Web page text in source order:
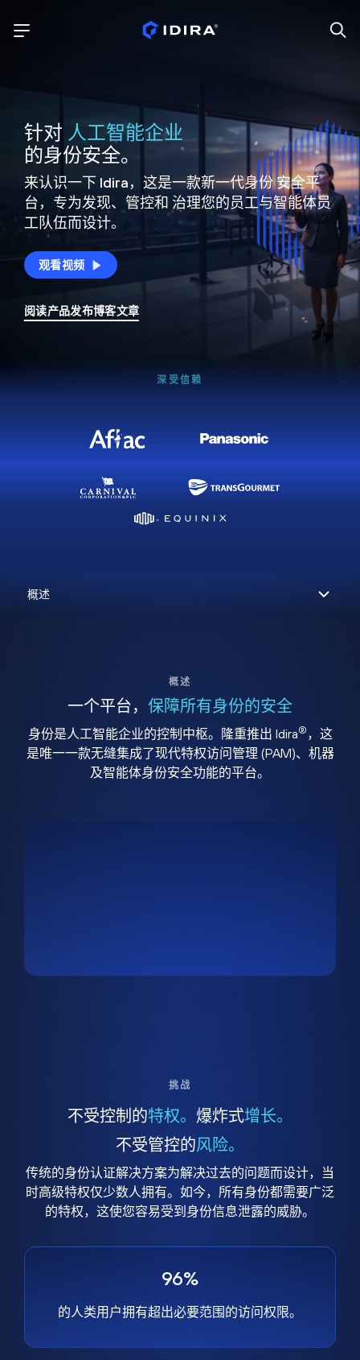
针对 人工智能企业
的身份安全。
来认识一下 Idira，这是一款新一代身份安全平
台，专为发现、管控和 治理您的员工与智能体员
工队伍而设计。
观看视频
阅读产品发布博客文章
深受信赖
概述
一个平台， 保障所有身份的安全
身份是人工智能企业的控制中枢。隆重推出 Idira® ，这
是唯一一款无缝集成了现代特权访问管理 (PAM)、机器
及智能体身份安全功能的平台。
挑战
不受控制的特权。 爆炸式增长。
不受管控的风险。
传统的身份认证解决方案为解决过去的问题而设计，当
时高级特权仅少数人拥有。如今，所有身份都需要广泛
的特权，这使您容易受到身份信息泄露的威胁。
96%
的人类用户拥有超出必要范围的访问权限。